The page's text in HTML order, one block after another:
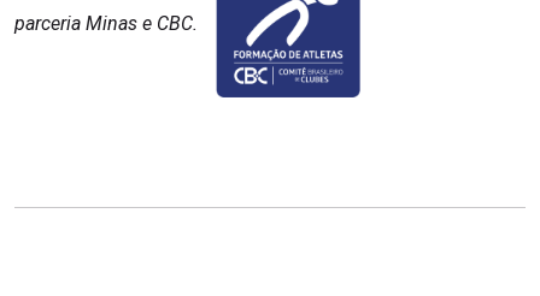
parceria Minas e CBC.